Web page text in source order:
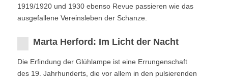
1919/1920 und 1930 ebenso Revue passieren wie das
ausgefallene Vereinsleben der Schanze.
Marta Herford: Im Licht der Nacht
Die Erﬁndung der Glühlampe ist eine Errungenschaft
des 19. Jahrhunderts, die vor allem in den pulsierenden